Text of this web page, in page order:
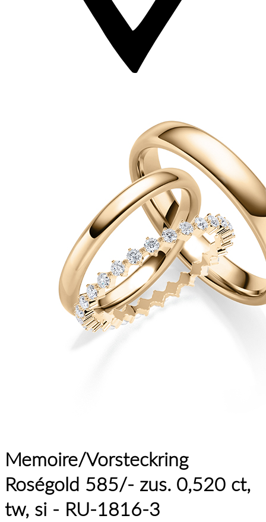
Memoire/Vorsteckring
Roségold 585/- zus. 0,520 ct,
tw, si - RU-1816-3